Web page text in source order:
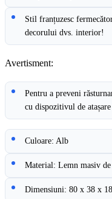
Stil franțuzesc
decorului dvs. interior!
Avertisment:
Pentru a preveni
cu dispozitivul de
Culoare: Alb
Material: Lemn masiv
Dimensiuni: 80 x 38 x